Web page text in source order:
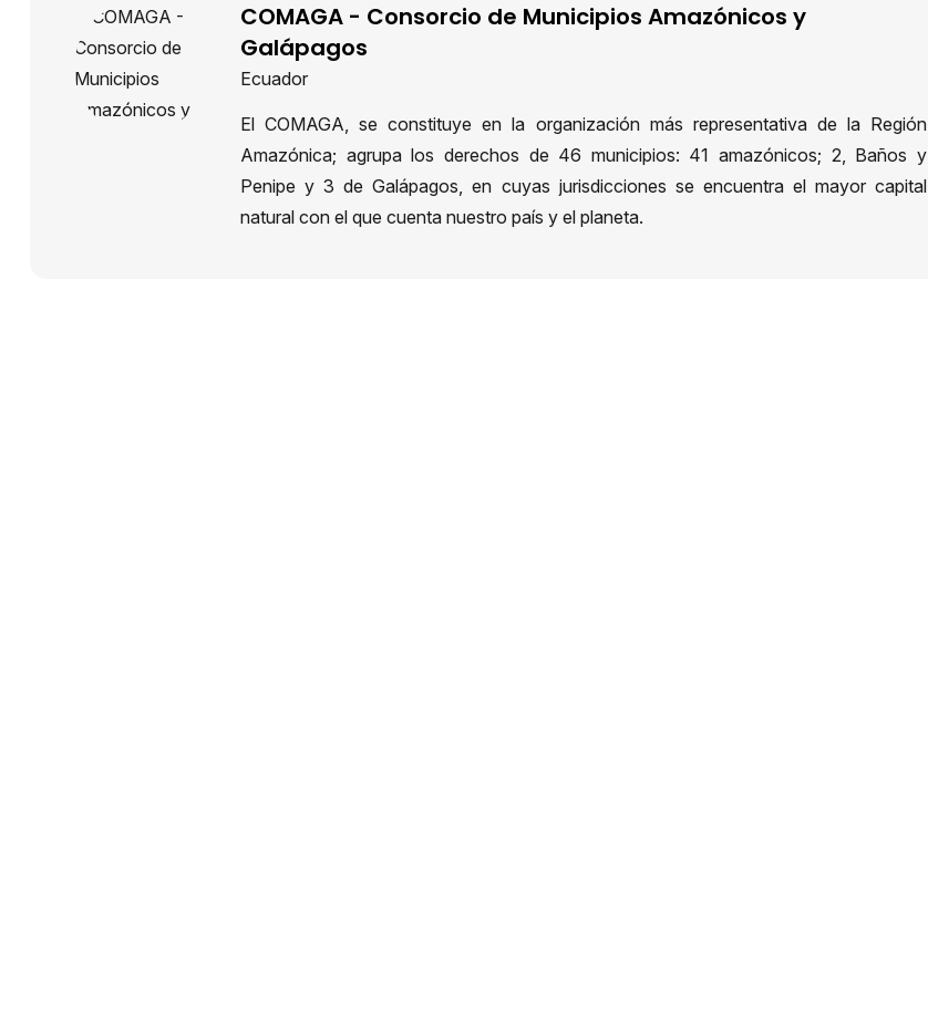
COMAGA - Consorcio de Municipios Amazónicos y
Galápagos
Ecuador
El COMAGA, se constituye en la organización más representativa de la Región
Amazónica; agrupa los derechos de 46 municipios: 41 amazónicos; 2, Baños y
Penipe y 3 de Galápagos, en cuyas jurisdicciones se encuentra el mayor capital
natural con el que cuenta nuestro país y el planeta.